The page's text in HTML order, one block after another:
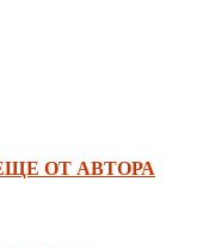
ОТ АВТОРА